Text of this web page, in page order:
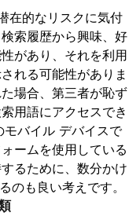
在的なリスクに気付
索履歴から興味、好
があり、それを利用
れる可能性がありま
場合、第三者が恥ず
用語にアクセスでき
モバイル デバイスで
ームを使用している
るために、数分かけ
も良い考えです。